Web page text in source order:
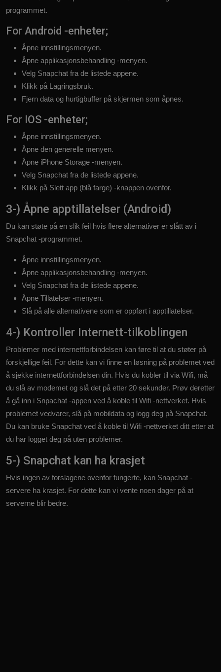
programmet.
For Android -enheter;
Åpne innstillingsmenyen.
Åpne applikasjonsbehandling -menyen.
Velg Snapchat fra de listede appene.
Klikk på Lagringsbruk.
Fjern data og hurtigbuffer på skjermen som åpnes.
For IOS -enheter;
Åpne innstillingsmenyen.
Åpne den generelle menyen.
Åpne iPhone Storage -menyen.
Velg Snapchat fra de listede appene.
Klikk på Slett app (blå farge) -knappen ovenfor.
3-) Åpne apptillatelser (Android)
Du kan støte på en slik feil hvis flere alternativer er slått av i
Snapchat -programmet.
Åpne innstillingsmenyen.
Åpne applikasjonsbehandling -menyen.
Velg Snapchat fra de listede appene.
Åpne Tillatelser -menyen.
Slå på alle alternativene som er oppført i apptillatelser.
4-) Kontroller Internett-tilkoblingen
Problemer med internettforbindelsen kan føre til at du støter på
forskjellige feil. For dette kan vi finne en løsning på problemet ved
å sjekke internettforbindelsen din. Hvis du kobler til via Wifi, må
du slå av modemet og slå det på etter 20 sekunder. Prøv deretter
å gå inn i Snpachat -appen ved å koble til Wifi -nettverket. Hvis
problemet vedvarer, slå på mobildata og logg deg på Snapchat.
Du kan bruke Snapchat ved å koble til Wifi -nettverket ditt etter at
du har logget deg på uten problemer.
5-) Snapchat kan ha krasjet
Hvis ingen av forslagene ovenfor fungerte, kan Snapchat -
servere ha krasjet. For dette kan vi vente noen dager på at
serverne blir bedre.